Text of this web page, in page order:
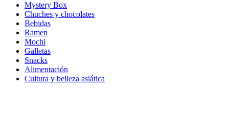
Mystery Box
Chuches y chocolates
Bebidas
Ramen
Mochi
Galletas
Snacks
Alimentación
Cultura y belleza asiática